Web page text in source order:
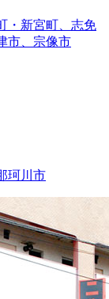
・新宮町、志免
市、宗像市
珂川市